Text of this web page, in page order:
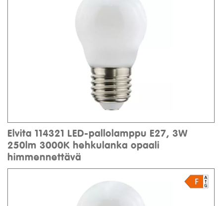
Elvita 114321 LED-pallolamppu E27, 3W
250lm 3000K hehkulanka opaali
himmennettävä